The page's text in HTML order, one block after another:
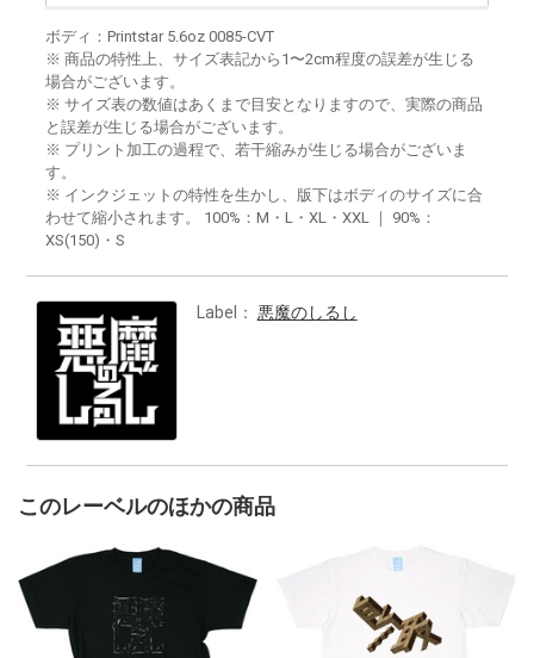
ボディ：Printstar 5.6oz 0085-CVT
※ 商品の特性上、サイズ表記から1〜2cm程度の誤差が生じる
場合がございます。
※ サイズ表の数値はあくまで目安となりますので、実際の商品
と誤差が生じる場合がございます。
※ プリント加工の過程で、若干縮みが生じる場合がございま
す。
※ インクジェットの特性を生かし、版下はボディのサイズに合
わせて縮小されます。 100%：M・L・XL・XXL ｜ 90%：
XS(150)・S
Label： 悪魔のしるし
このレーベルのほかの商品